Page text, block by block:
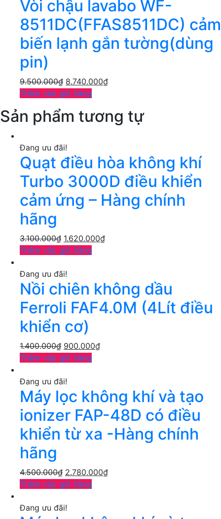
Vòi chậu lavabo WF-
8511DC(FFAS8511DC) cảm
biến lạnh gắn tường(dùng
pin)
9.500.000₫ 8.740.000₫
Thêm vào giỏ hàng
Sản phẩm tương tự
Đang ưu đãi!
Quạt điều hòa không khí
Turbo 3000D điều khiển
cảm ứng – Hàng chính
hãng
3.100.000₫ 1.620.000₫
Thêm vào giỏ hàng
Đang ưu đãi!
Nồi chiên không dầu
Ferroli FAF4.0M (4Lít điều
khiển cơ)
1.400.000₫ 900.000₫
Thêm vào giỏ hàng
Đang ưu đãi!
Máy lọc không khí và tạo
ionizer FAP-48D có điều
khiển từ xa -Hàng chính
hãng
4.500.000₫ 2.780.000₫
Thêm vào giỏ hàng
Đang ưu đãi!